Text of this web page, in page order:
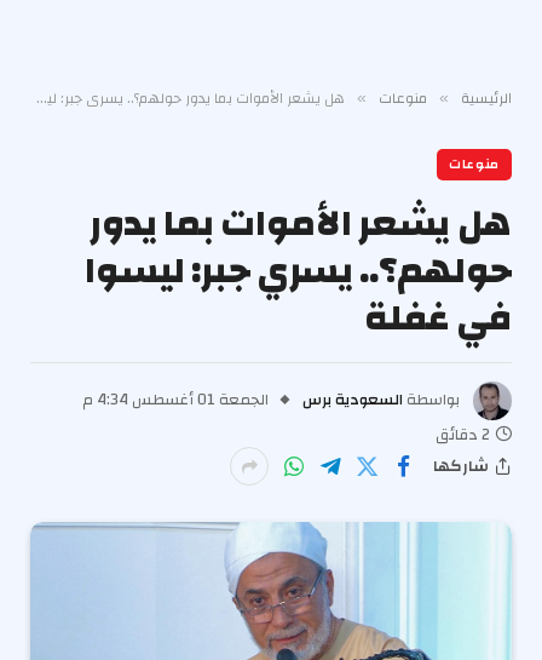
الرئيسية » منوعات » هل يشعر الأموات بما يدور حولهم؟.. يسري جبر: ليسوا في غفلة
منوعات
هل يشعر الأموات بما يدور
حولهم؟.. يسري جبر: ليسوا
في غفلة
بواسطة السعودية برس
الجمعة 01 أغسطس 4:34 م
2 دقائق
شاركها